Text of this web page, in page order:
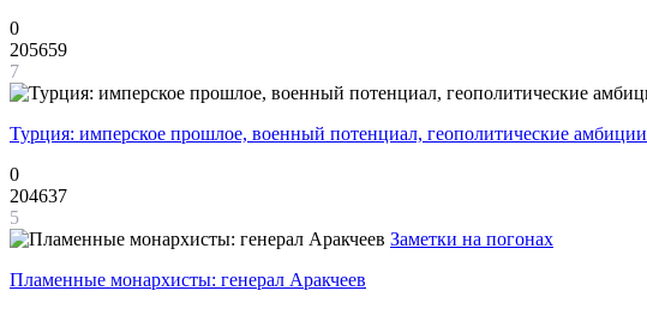
0
205659
7
Турция: имперское прошлое, военный потенциал, геополитические амбиции
0
204637
5
Заметки на погонах
Пламенные монархисты: генерал Аракчеев